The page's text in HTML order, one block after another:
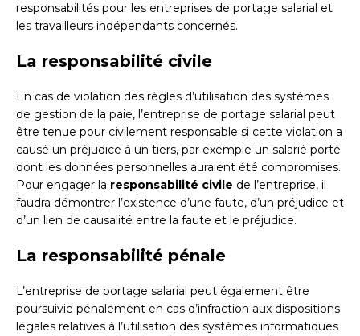
responsabilités pour les entreprises de portage salarial et
les travailleurs indépendants concernés.
La responsabilité civile
En cas de violation des règles d’utilisation des systèmes
de gestion de la paie, l’entreprise de portage salarial peut
être tenue pour civilement responsable si cette violation a
causé un préjudice à un tiers, par exemple un salarié porté
dont les données personnelles auraient été compromises.
Pour engager la responsabilité civile de l’entreprise, il
faudra démontrer l’existence d’une faute, d’un préjudice et
d’un lien de causalité entre la faute et le préjudice.
La responsabilité pénale
L’entreprise de portage salarial peut également être
poursuivie pénalement en cas d’infraction aux dispositions
légales relatives à l’utilisation des systèmes informatiques